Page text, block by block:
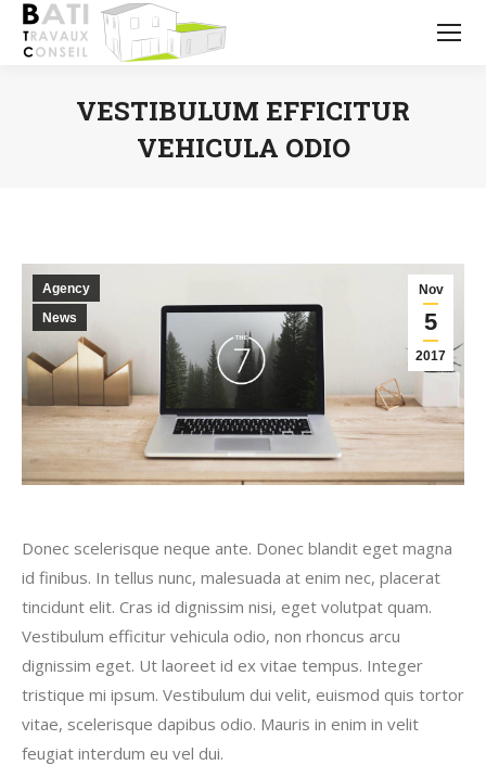
VESTIBULUM EFFICITUR
VEHICULA ODIO
Nov
5
2017
Agency
News
Donec scelerisque neque ante. Donec blandit eget magna
id finibus. In tellus nunc, malesuada at enim nec, placerat
tincidunt elit. Cras id dignissim nisi, eget volutpat quam.
Vestibulum efficitur vehicula odio, non rhoncus arcu
dignissim eget. Ut laoreet id ex vitae tempus. Integer
tristique mi ipsum. Vestibulum dui velit, euismod quis tortor
vitae, scelerisque dapibus odio. Mauris in enim in velit
feugiat interdum eu vel dui.